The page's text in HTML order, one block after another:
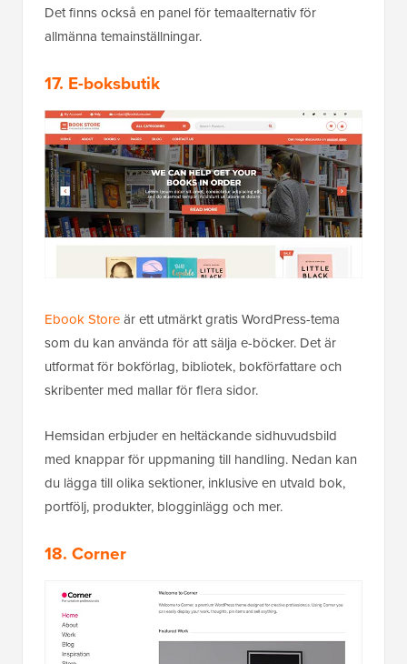
Det finns också en panel för temaalternativ för
allmänna temainställningar.
17. E-boksbutik
Ebook Storeär ett utmärkt gratis WordPress-tema
som du kan använda för att sälja e-böcker. Det är
utformat för bokförlag, bibliotek, bokförfattare och
skribenter med mallar för flera sidor.
Hemsidan erbjuder en heltäckande sidhuvudsbild
med knappar för uppmaning till handling. Nedan kan
du lägga till olika sektioner, inklusive en utvald bok,
portfölj, produkter, blogginlägg och mer.
18. Corner